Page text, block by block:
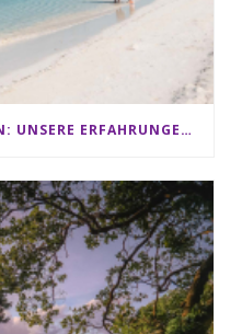
CLUB MED KANI MALEDIVEN: UNSERE ERFAHRUNGEN IM ALL-INCLUSIVE PARADIES